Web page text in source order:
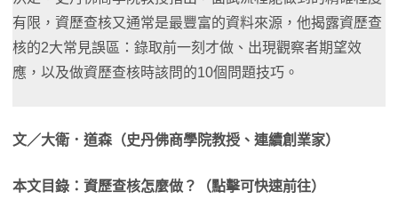
有限，資歷查核又通常是最豐富的資料來源，他揭露資歷查
核的2大常見誤區：錄取前一刻才做、出現觀察者期望效
應，以及做資歷查核時該問的10個問題技巧。
文／大衛．道森（史丹佛商學院教授、連續創業家）
本文目錄：資歷查核怎麼做？（點擊可快速前往）